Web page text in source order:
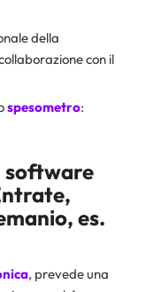
della
con il
spesometro:
software
es.
, prevede una